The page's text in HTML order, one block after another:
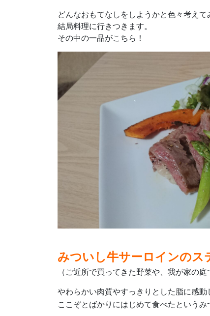
どんなおもてなしをしようかと色々考え
結局料理に行きつきます。
その中の一品がこちら！
みついし牛サーロインのス
（ご近所で買ってきた野菜や、我が家の
やわらかい肉質やすっきりとした脂に感動
ここぞとばかりにはじめて食べたというみ